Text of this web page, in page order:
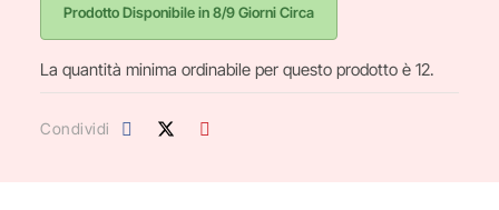
Prodotto Disponibile in 8/9 Giorni Circa
La quantità minima ordinabile per questo prodotto è 12.
Condividi